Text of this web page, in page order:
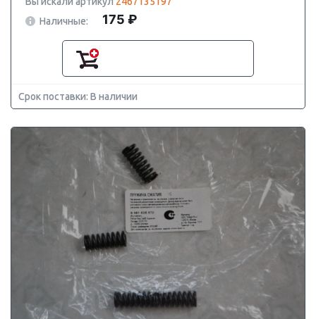
Наличные:
175 ₽
Срок поставки: В наличии